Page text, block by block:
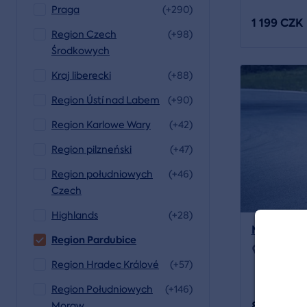
Praga
(+290)
Region Czech
Środkowych
(+98)
Kraj liberecki
(+88)
Region Ústí nad Labem
(+90)
Region Karlowe Wary
(+42)
Region pilzneński
(+47)
Region południowych
Czech
(+46)
Highlands (+28)
Region Pardubice
Region Hradec Králové
(+57)
Region Południowych
(+146)
1 199 CZK